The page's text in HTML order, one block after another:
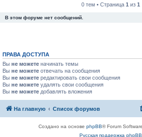
0 тем • Страница 1 из 1
В этом форуме нет сообщений.
ПРАВА ДОСТУПА
Вы не можете начинать темы
Вы не можете отвечать на сообщения
Вы не можете редактировать свои сообщения
Вы не можете удалять свои сообщения
Вы не можете добавлять вложения
На главную Список форумов
Создано на основе phpBB® Forum
Русская поддержка phpBB